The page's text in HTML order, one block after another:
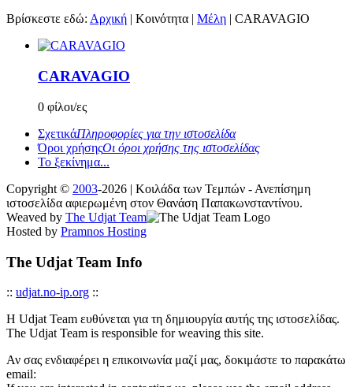
Βρίσκεστε εδώ: Αρχική | Κοινότητα | Μέλη | CARAVAGIO
CARAVAGIO
0 φίλοι/ες
ΣχετικάΠληροφορίες για την ιστοσελίδα
Όροι χρήσηςΟι όροι χρήσης της ιστοσελίδας
Το ξεκίνημα...
Copyright © 2003-2026 | Κοιλάδα των Τεμπών - Ανεπίσημη
ιστοσελίδα αφιερωμένη στον Θανάση Παπακωνσταντίνου.
Weaved by The Udjat Team
Hosted by Pramnos Hosting
The Udjat Team Info
:: udjat.no-ip.org ::
Η Udjat Team ευθύνεται για τη δημιουργία αυτής της ιστοσελίδας.
The Udjat Team is responsible for weaving this site.
Αν σας ενδιαφέρει η επικοινωνία μαζί μας, δοκιμάστε το παρακάτω
email: